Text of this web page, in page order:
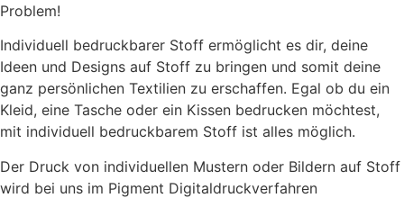
Problem!
Individuell bedruckbarer Stoff ermöglicht es dir, deine
Ideen und Designs auf Stoff zu bringen und somit deine
ganz persönlichen Textilien zu erschaffen. Egal ob du ein
Kleid, eine Tasche oder ein Kissen bedrucken möchtest,
mit individuell bedruckbarem Stoff ist alles möglich.
Der Druck von individuellen Mustern oder Bildern auf Stoff
wird bei uns im Pigment Digitaldruckverfahren